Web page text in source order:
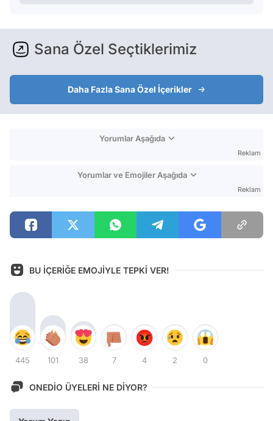
Sana Özel Seçtiklerimiz
Daha Fazla Sana Özel İçerikler
Yorumlar Aşağıda
Reklam
Yorumlar ve Emojiler Aşağıda
Reklam
BU İÇERİĞE EMOJİYLE TEPKİ VER!
445 101 38 7 4 2 0
ONEDİO ÜYELERİ NE DİYOR?